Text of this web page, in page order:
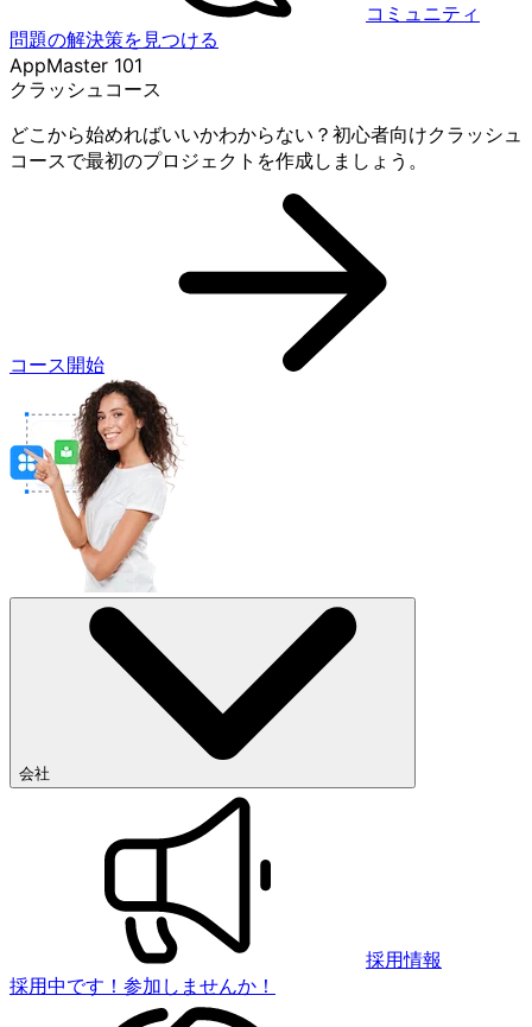
コミュニティ
問題の解決策を見つける
AppMaster 101
クラッシュコース
どこから始めればいいかわからない？初心者向けクラッシュ
コースで最初のプロジェクトを作成しましょう。
コース開始
会社
採用情報
採用中です！参加しませんか！